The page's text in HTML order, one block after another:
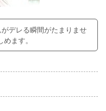
デレる瞬間がたまりませ
ます。